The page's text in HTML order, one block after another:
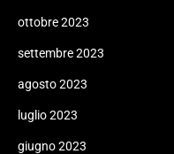
ottobre 2023
settembre 2023
agosto 2023
luglio 2023
giugno 2023